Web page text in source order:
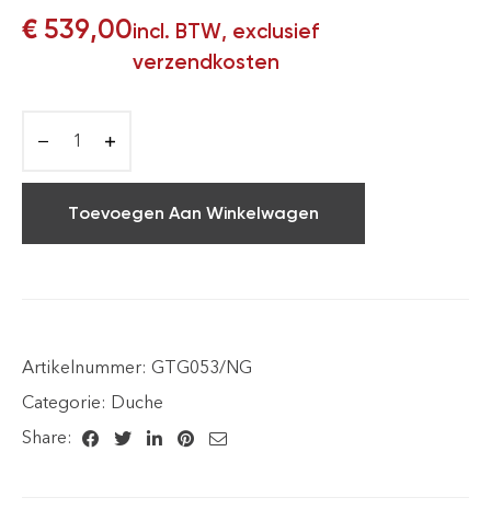
€ 539,00incl. BTW, exclusief
verzendkosten
Toevoegen Aan Winkelwagen
Artikelnummer: GTG053/NG
Categorie: Duche
Share: